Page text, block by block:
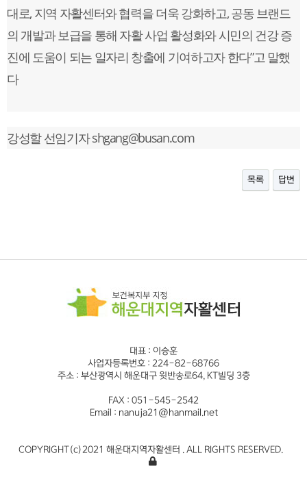
대로, 지역 자활센터와 협력을 더욱 강화하고, 공동 브랜드
의 개발과 보급을 통해 자활 사업 활성화와 시민의 건강 증
진에 도움이 되는 일자리 창출에 기여하고자 한다”고 말했
다
강성할 선임기자 shgang@busan.com
목록 답변
대표 : 이승훈
사업자등록번호 : 224-82-68766
주소 : 부산광역시 해운대구 윗반송로64, KT빌딩 3층
FAX : 051-545-2542
Email : nanuja21@hanmail.net
COPYRIGHT(c)2021 해운대지역자활센터 . ALL RIGHTS RESERVED.